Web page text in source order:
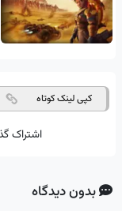
کپی لینک کوتاه
اشتراک
بدون دیدگاه